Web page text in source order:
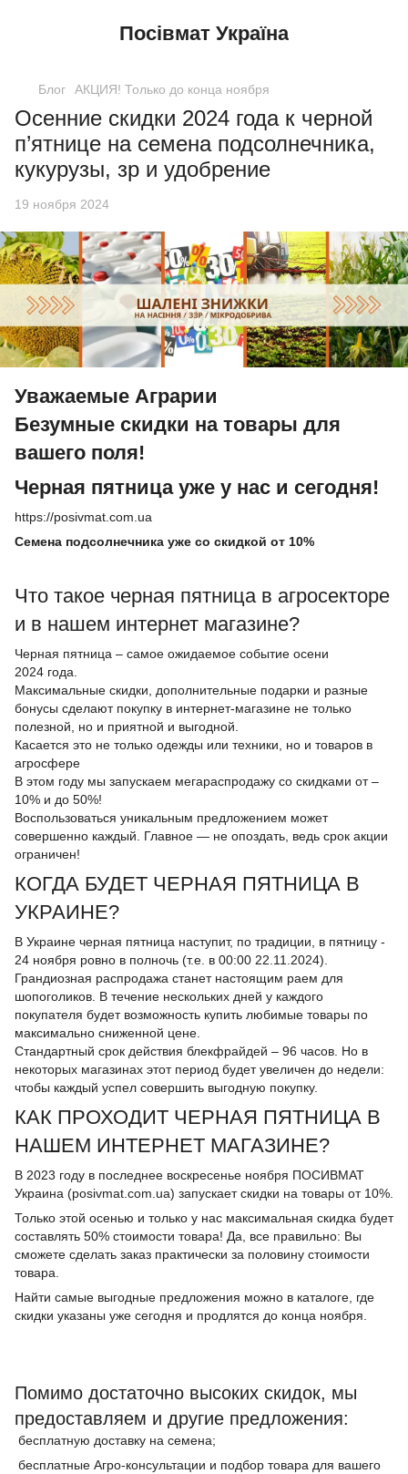
Посівмат Україна
Блог АКЦИЯ! Только до конца ноября
Осенние скидки 2024 года к черной
п’ятнице на семена подсолнечника,
кукурузы, зр и удобрение
19 ноября 2024
Уважаемые Аграрии
Безумные скидки на товары для
вашего поля!
Черная пятница уже у нас и сегодня!
https://posivmat.com.ua
Семена подсолнечника уже со скидкой от 10%
Что такое черная пятница в агросекторе
и в нашем интернет магазине?
Черная пятница – самое ожидаемое событие осени
2024 года.
Максимальные скидки, дополнительные подарки и разные
бонусы сделают покупку в интернет-магазине не только
полезной, но и приятной и выгодной.
Касается это не только одежды или техники, но и товаров в
агросфере
В этом году мы запускаем мегараспродажу со скидками от –
10% и до 50%!
Воспользоваться уникальным предложением может
совершенно каждый. Главное — не опоздать, ведь срок акции
ограничен!
КОГДА БУДЕТ ЧЕРНАЯ ПЯТНИЦА В
УКРАИНЕ?
В Украине черная пятница наступит, по традиции, в пятницу -
24 ноября ровно в полночь (т.е. в 00:00 22.11.2024).
Грандиозная распродажа станет настоящим раем для
шопоголиков. В течение нескольких дней у каждого
покупателя будет возможность купить любимые товары по
максимально сниженной цене.
Стандартный срок действия блекфрайдей – 96 часов. Но в
некоторых магазинах этот период будет увеличен до недели:
чтобы каждый успел совершить выгодную покупку.
КАК ПРОХОДИТ ЧЕРНАЯ ПЯТНИЦА В
НАШЕМ ИНТЕРНЕТ МАГАЗИНЕ?
В 2023 году в последнее воскресенье ноября ПОСИВМАТ
Украина (posivmat.com.ua) запускает скидки на товары от 10%.
Только этой осенью и только у нас максимальная скидка будет
составлять 50% стоимости товара! Да, все правильно: Вы
сможете сделать заказ практически за половину стоимости
товара.
Найти самые выгодные предложения можно в каталоге, где
скидки указаны уже сегодня и продлятся до конца ноября.
Помимо достаточно высоких скидок, мы
предоставляем и другие предложения:
бесплатную доставку на семена;
бесплатные Агро-консультации и подбор товара для вашего